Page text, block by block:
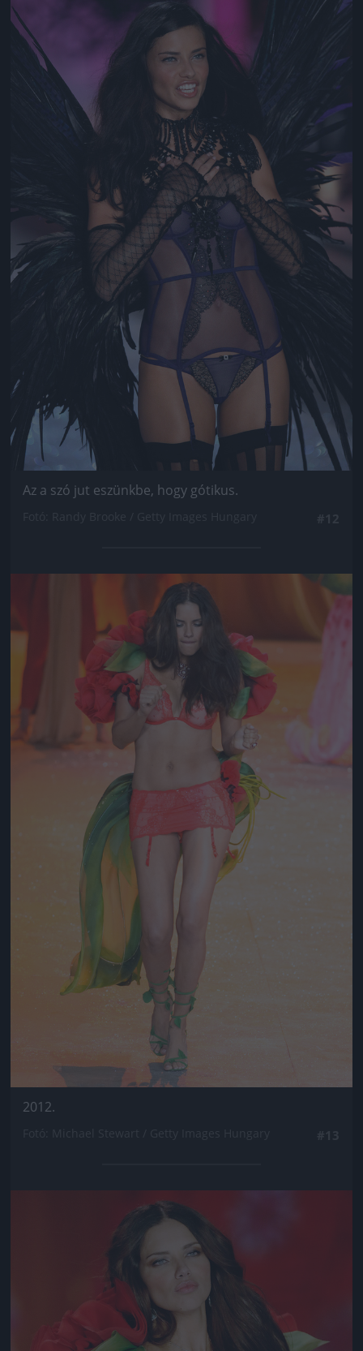
Az a szó jut eszünkbe, hogy gótikus.
Jön még kép!
2012.
Jön még kép!